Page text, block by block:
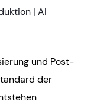
| AI
und Post-
der